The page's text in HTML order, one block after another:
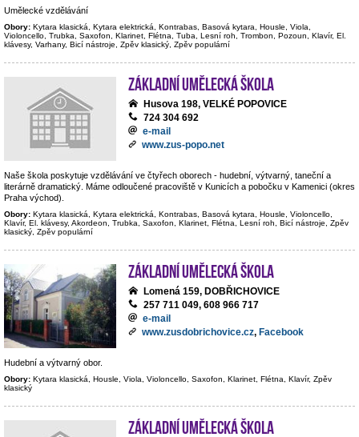
Umělecké vzdělávání
Obory: Kytara klasická, Kytara elektrická, Kontrabas, Basová kytara, Housle, Viola,
Violoncello, Trubka, Saxofon, Klarinet, Flétna, Tuba, Lesní roh, Trombon, Pozoun, Klavír, El.
klávesy, Varhany, Bicí nástroje, Zpěv klasický, Zpěv populární
Základní umělecká škola
Husova 198, VELKÉ POPOVICE
724 304 692
e-mail
www.zus-popo.net
Naše škola poskytuje vzdělávání ve čtyřech oborech - hudební, výtvarný, taneční a
literárně dramatický. Máme odloučené pracoviště v Kunicích a pobočku v Kamenici (okres
Praha východ).
Obory: Kytara klasická, Kytara elektrická, Kontrabas, Basová kytara, Housle, Violoncello,
Klavír, El. klávesy, Akordeon, Trubka, Saxofon, Klarinet, Flétna, Lesní roh, Bicí nástroje, Zpěv
klasický, Zpěv populární
Základní umělecká škola
Lomená 159, DOBŘICHOVICE
257 711 049, 608 966 717
e-mail
www.zusdobrichovice.cz, Facebook
Hudební a výtvarný obor.
Obory: Kytara klasická, Housle, Viola, Violoncello, Saxofon, Klarinet, Flétna, Klavír, Zpěv
klasický
Základní umělecká škola